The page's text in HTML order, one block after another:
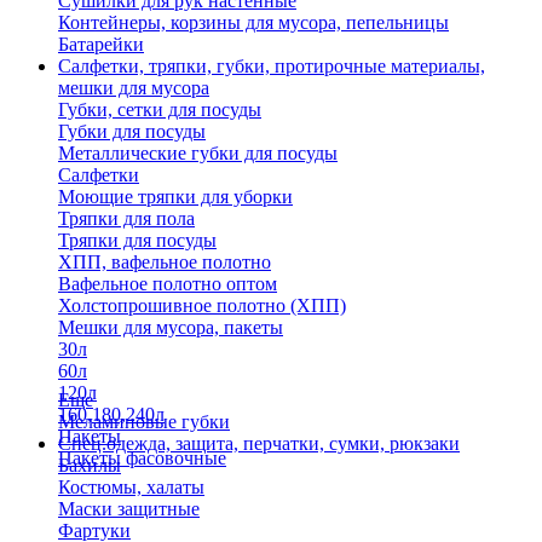
Контейнеры, корзины для мусора, пепельницы
Батарейки
Салфетки, тряпки, губки, протирочные материалы,
мешки для мусора
Губки, сетки для посуды
Губки для посуды
Металлические губки для посуды
Салфетки
Моющие тряпки для уборки
Тряпки для пола
Тряпки для посуды
ХПП, вафельное полотно
Вафельное полотно оптом
Холстопрошивное полотно (ХПП)
Мешки для мусора, пакеты
30л
60л
120л
160,180,240л
Пакеты
Пакеты фасовочные
Еще
Меламиновые губки
Спец.одежда, защита, перчатки, сумки, рюкзаки
Бахилы
Костюмы, халаты
Маски защитные
Фартуки